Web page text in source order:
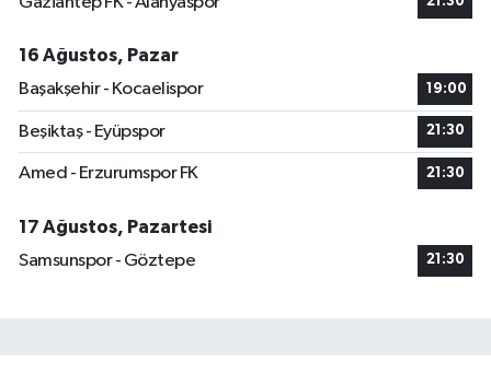
16 Ağustos, Pazar
Başakşehir - Kocaelispor
19:00
Beşiktaş - Eyüpspor 21:30
Amed - Erzurumspor FK 21:30
17 Ağustos, Pazartesi
Samsunspor - Göztepe
21:30